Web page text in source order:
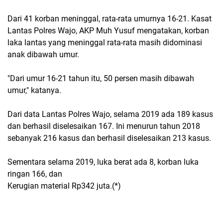
Dari 41 korban meninggal, rata-rata umurnya 16-21. Kasat
Lantas Polres Wajo, AKP Muh Yusuf mengatakan, korban
laka lantas yang meninggal rata-rata masih didominasi
anak dibawah umur.
"Dari umur 16-21 tahun itu, 50 persen masih dibawah
umur," katanya.
Dari data Lantas Polres Wajo, selama 2019 ada 189 kasus
dan berhasil diselesaikan 167. Ini menurun tahun 2018
sebanyak 216 kasus dan berhasil diselesaikan 213 kasus.
Sementara selama 2019, luka berat ada 8, korban luka
ringan 166, dan
Kerugian material Rp342 juta.(*)